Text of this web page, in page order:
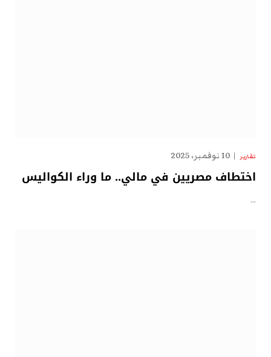
تقارير 10 نوفمبر، 2025
اختطاف مصريين في مالي.. ما وراء الكواليس
…